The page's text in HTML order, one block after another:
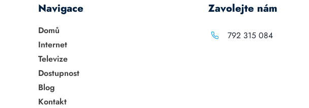
Navigace
Domů
Internet
Televize
Dostupnost
Blog
Kontakt
Zavolejte nám
792 315 084